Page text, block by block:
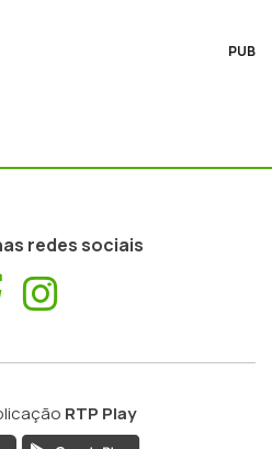
PUB
redes sociais
Facebook
RTP Play